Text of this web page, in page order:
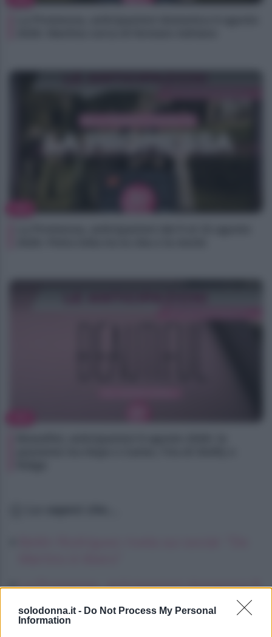
solodonna.it - Do Not Process My Personal
Information
La Promessa, anticipazioni domenica 9
agosto 2026: Martina cerca di fermare
Adriano